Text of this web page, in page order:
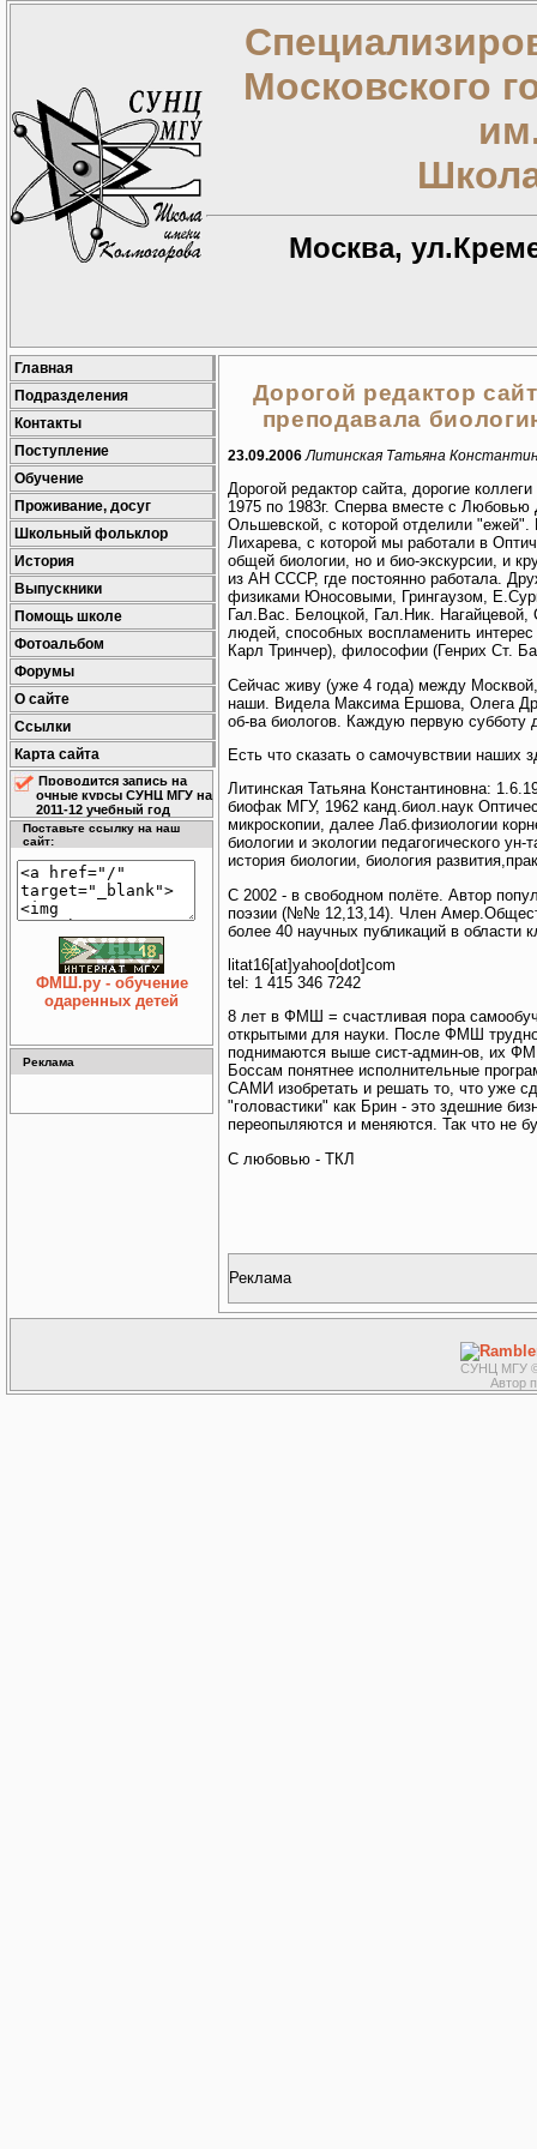
Московского
Москва,
Главная
Подразделения
Контакты
Поступление
Обучение
Проживание, досуг
Школьный фольклор
История
Выпускники
Помощь школе
Фотоальбом
Форумы
О сайте
Ссылки
Карта сайта
Проводится запись на
очные курсы СУНЦ МГУ на
2011-12 учебный год
Поставьте ссылку на наш
сайт:
ФМШ.ру - обучение
одаренных детей
Реклама
Дорогой редактор
преподавала
23.09.2006 Литинская Татьяна
Дорогой редактор сайта, дорогие
1975 по 1983г. Сперва вместе с
Ольшевской, с которой отделили
Лихарева, с которой мы работали в
общей биологии, но и био-экскурсии, и
из АН СССР, где постоянно работала.
физиками Юносовыми, Грингаузом,
Гал.Вас. Белоцкой, Гал.Ник.
людей, способных воспламенить
Карл Тринчер), философии (Генрих Ст.
Сейчас живу (уже 4 года) между
наши. Видела Максима Ершова, Олега
об-ва биологов. Каждую первую
Есть что сказать о самочувствии наших
Литинская Татьяна Константиновна:
биофак МГУ, 1962 канд.биол.наук
микроскопии, далее Лаб.физиологии
биологии и экологии педагогического
история биологии, биология
С 2002 - в свободном полёте. Автор
поэзии (№№ 12,13,14). Член
более 40 научных публикаций в области
litat16[at]yahoo[dot]com
tel: 1 415 346 7242
8 лет в ФМШ = счастливая пора
открытыми для науки. После ФМШ
поднимаются выше сист-админ-ов, их
Боссам понятнее исполнительные
САМИ изобретать и решать то, что уже
"головастики" как Брин - это здешние
переопыляются и меняются. Так что не
С любовью - ТКЛ
Реклама
СУНЦ МГУ ©
Автор